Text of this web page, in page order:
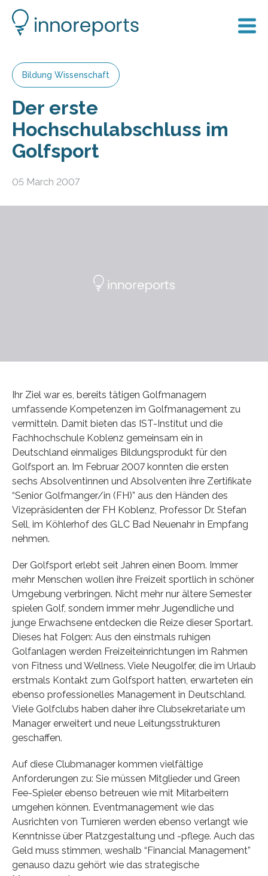
Bildung Wissenschaft
Der erste
Hochschulabschluss im
Golfsport
05 March 2007
Ihr Ziel war es, bereits tätigen Golfmanagern
umfassende Kompetenzen im Golfmanagement zu
vermitteln. Damit bieten das IST-Institut und die
Fachhochschule Koblenz gemeinsam ein in
Deutschland einmaliges Bildungsprodukt für den
Golfsport an. Im Februar 2007 konnten die ersten
sechs Absolventinnen und Absolventen ihre Zertifikate
“Senior Golfmanger/in (FH)” aus den Händen des
Vizepräsidenten der FH Koblenz, Professor Dr. Stefan
Sell, im Köhlerhof des GLC Bad Neuenahr in Empfang
nehmen.
Der Golfsport erlebt seit Jahren einen Boom. Immer
mehr Menschen wollen ihre Freizeit sportlich in schöner
Umgebung verbringen. Nicht mehr nur ältere Semester
spielen Golf, sondern immer mehr Jugendliche und
junge Erwachsene entdecken die Reize dieser Sportart.
Dieses hat Folgen: Aus den einstmals ruhigen
Golfanlagen werden Freizeiteinrichtungen im Rahmen
von Fitness und Wellness. Viele Neugolfer, die im Urlaub
erstmals Kontakt zum Golfsport hatten, erwarteten ein
ebenso professionelles Management in Deutschland.
Viele Golfclubs haben daher ihre Clubsekretariate um
Manager erweitert und neue Leitungsstrukturen
geschaffen.
Auf diese Clubmanager kommen vielfältige
Anforderungen zu: Sie müssen Mitglieder und Green
Fee-Spieler ebenso betreuen wie mit Mitarbeitern
umgehen können. Eventmanagement wie das
Ausrichten von Turnieren werden ebenso verlangt wie
Kenntnisse über Platzgestaltung und -pflege. Auch das
Geld muss stimmen, weshalb “Financial Management”
genauso dazu gehört wie das strategische